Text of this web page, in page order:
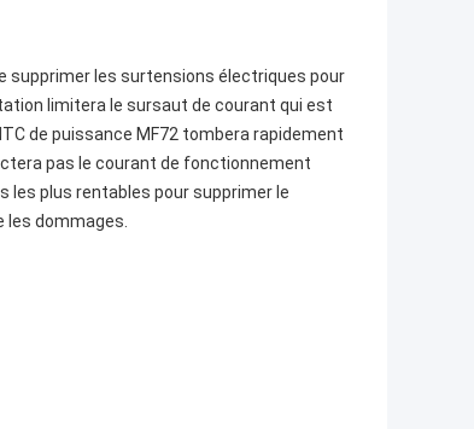
supprimer les surtensions électriques pour
limitera le sursaut de courant qui est
de puissance MF72 tombera rapidement
pas le courant de fonctionnement
les plus rentables pour supprimer le
les dommages.